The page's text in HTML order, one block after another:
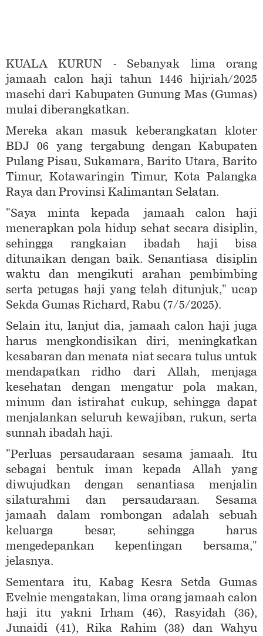
KUALA KURUN - Sebanyak lima orang
jamaah calon haji tahun 1446 hijriah/2025
masehi dari Kabupaten Gunung Mas (Gumas)
mulai diberangkatkan.
Mereka akan masuk keberangkatan kloter
BDJ 06 yang tergabung dengan Kabupaten
Pulang Pisau, Sukamara, Barito Utara, Barito
Timur, Kotawaringin Timur, Kota Palangka
Raya dan Provinsi Kalimantan Selatan.
"Saya minta kepada jamaah calon haji
menerapkan pola hidup sehat secara disiplin,
sehingga rangkaian ibadah haji bisa
ditunaikan dengan baik. Senantiasa disiplin
waktu dan mengikuti arahan pembimbing
serta petugas haji yang telah ditunjuk," ucap
Sekda Gumas Richard, Rabu (7/5/2025).
Selain itu, lanjut dia, jamaah calon haji juga
harus mengkondisikan diri, meningkatkan
kesabaran dan menata niat secara tulus untuk
mendapatkan ridho dari Allah, menjaga
kesehatan dengan mengatur pola makan,
minum dan istirahat cukup, sehingga dapat
menjalankan seluruh kewajiban, rukun, serta
sunnah ibadah haji.
"Perluas persaudaraan sesama jamaah. Itu
sebagai bentuk iman kepada Allah yang
diwujudkan dengan senantiasa menjalin
silaturahmi dan persaudaraan. Sesama
jamaah dalam rombongan adalah sebuah
keluarga besar, sehingga harus
mengedepankan kepentingan bersama,"
jelasnya.
Sementara itu, Kabag Kesra Setda Gumas
Evelnie mengatakan, lima orang jamaah calon
haji itu yakni Irham (46), Rasyidah (36),
Junaidi (41), Rika Rahim (38) dan Wahyu